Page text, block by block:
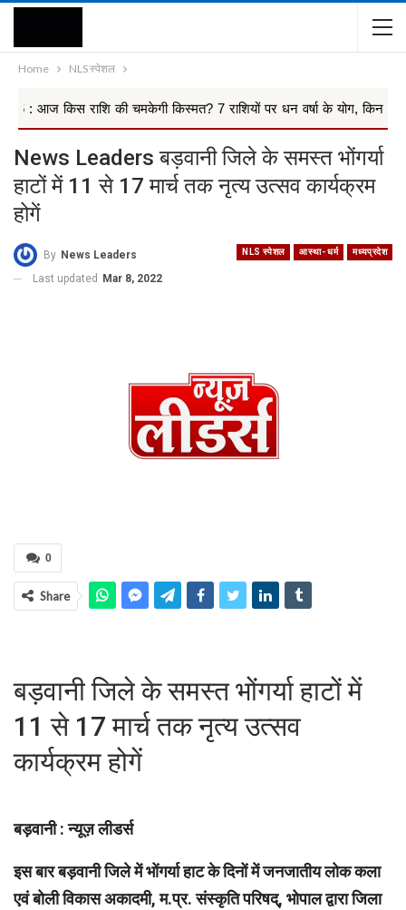
Home NLS स्पेशल
की चमकेगी किस्मत? 7 राशियों पर धन वर्षा के योग, किन 4 राश...
News Leaders बड़वानी जिले के समस्त भोंगर्या
हाटों में 11 से 17 मार्च तक नृत्य उत्सव कार्यक्रम
होगें
NLS स्पेशल आस्था- धर्म मध्यप्रदेश
By News Leaders
Last updated Mar 8, 2022
0
Share
बड़वानी जिले के समस्त भोंगर्या हाटों में
11 से 17 मार्च तक नृत्य उत्सव
कार्यक्रम होगें
बड़वानी : न्यूज़ लीडर्स
इस बार बड़वानी जिले में भोंगर्या हाट के दिनों में जनजातीय लोक कला
एवं बोली विकास अकादमी, म.प्र. संस्कृति परिषद्, भोपाल द्वारा जिला